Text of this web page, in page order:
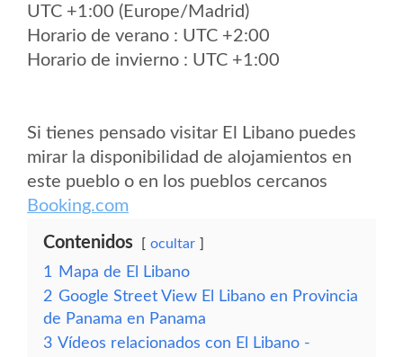
UTC +1:00 (Europe/Madrid)
Horario de verano : UTC +2:00
Horario de invierno : UTC +1:00
Si tienes pensado visitar El Libano puedes
mirar la disponibilidad de alojamientos en
este pueblo o en los pueblos cercanos
Booking.com
Contenidos ocultar
1
Mapa de El Libano
2 Google Street View El Libano en Provincia
de Panama en Panama
3 Vídeos relacionados con El Libano -